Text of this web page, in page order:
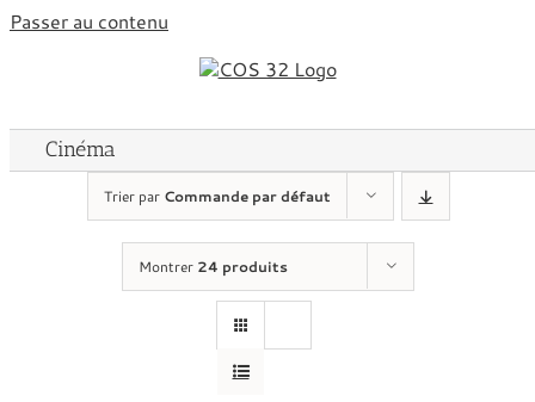
Passer au contenu
Cinéma
Trier par Commande par défaut
Montrer 24 produits